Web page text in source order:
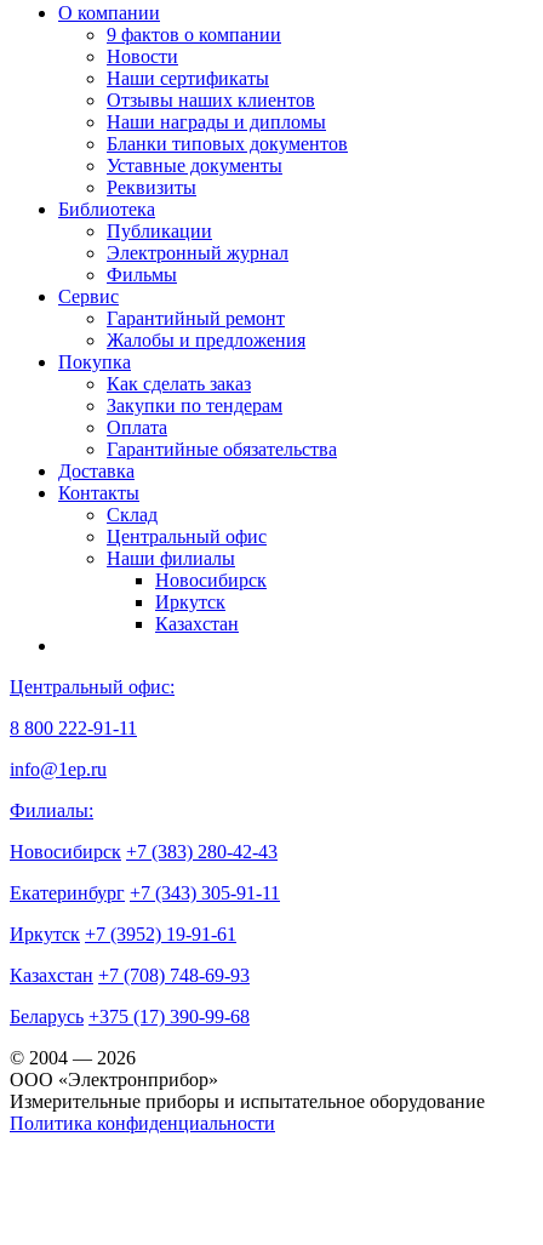
О компании
9 фактов о компании
Новости
Наши сертификаты
Отзывы наших клиентов
Наши награды и дипломы
Бланки типовых документов
Уставные документы
Реквизиты
Библиотека
Публикации
Электронный журнал
Фильмы
Сервис
Гарантийный ремонт
Жалобы и предложения
Покупка
Как сделать заказ
Закупки по тендерам
Оплата
Гарантийные обязательства
Доставка
Контакты
Склад
Центральный офис
Наши филиалы
Новосибирск
Иркутск
Казахстан
Центральный офис:
8 800 222-91-11
info@1ep.ru
Филиалы:
Новосибирск +7 (383) 280-42-43
Екатеринбург +7 (343) 305-91-11
Иркутск +7 (3952) 19-91-61
Казахстан +7 (708) 748-69-93
Беларусь +375 (17) 390-99-68
© 2004 — 2026
OOO «Электронприбор»
Измерительные приборы и испытательное оборудование
Политика конфиденциальности